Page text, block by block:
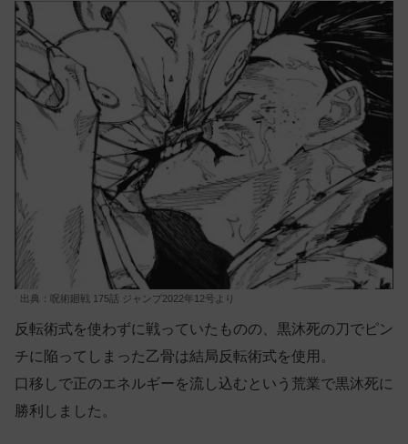
出典：呪術廻戦 175話 ジャンプ2022年12号より
反転術式を使わずに戦っていたものの、黒沐死の刀でピン
チに陥ってしまった乙骨は結局反転術式を使用。
口移しで正のエネルギーを流し込むという荒業で黒沐死に
勝利しました。